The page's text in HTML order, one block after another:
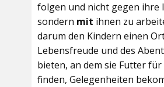
folgen und nicht gegen ihre
sondern mit ihnen zu
darum den Kindern einen
Lebensfreude und des
bieten, an dem sie Futter
finden, Gelegenheiten